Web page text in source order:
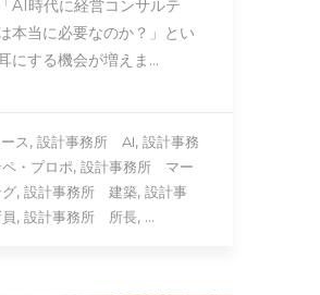
AI時代に経営コンサルテ
本当に必要なのか？」とい
にする機会が増えま…
ス, 設計事務所 AI, 設計事務
・プロポ, 設計事務所 マー
, 設計事務所 建築, 設計事
, 設計事務所 所長, ...